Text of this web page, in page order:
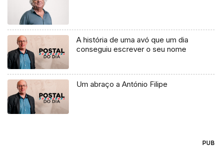
A história de uma avó que um dia
conseguiu escrever o seu nome
Um abraço a António Filipe
PUB